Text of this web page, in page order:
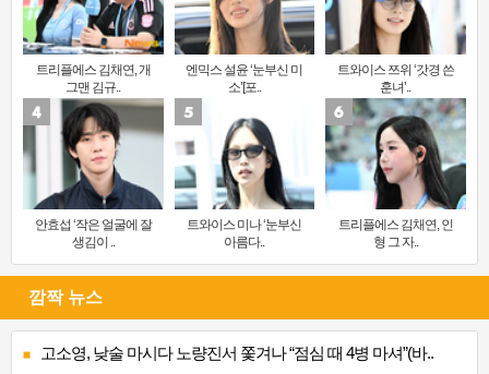
트리플에스 김채연, 개
그맨 김규..
엔믹스 설윤 ‘눈부신 미
소’[포..
트와이스 쯔위 ‘갓경 쓴
훈녀’..
안효섭 ‘작은 얼굴에 잘
생김이 ..
트와이스 미나 ‘눈부신
아름다..
트리플에스 김채연, 인
형 그 자..
깜짝 뉴스
고소영, 낮술 마시다 노량진서 쫓겨나 “점심 때 4병 마셔”(바..